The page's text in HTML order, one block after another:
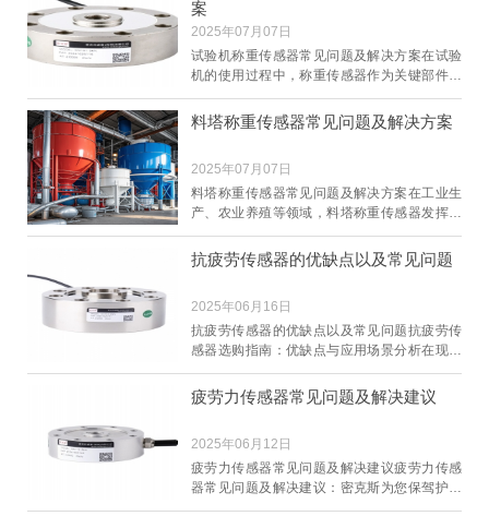
案
2025年07月07日
试验机称重传感器常见问题及解决方案在试验
机的使用过程中，称重传感器作为关键部件，
其性能直接影响试验数据的准确性与可靠性。
然而，由于
料塔称重传感器常见问题及解决方案
2025年07月07日
料塔称重传感器常见问题及解决方案在工业生
产、农业养殖等领域，料塔称重传感器发挥着
重要作用，但其使用过程中也容易出现一些问
题。本文将
抗疲劳传感器的优缺点以及常见问题
2025年06月16日
抗疲劳传感器的优缺点以及常见问题抗疲劳传
感器选购指南：优缺点与应用场景分析在现代
工业和科技领域，抗疲劳传感器作为关键的检
测设备，广
疲劳力传感器常见问题及解决建议
2025年06月12日
疲劳力传感器常见问题及解决建议疲劳力传感
器常见问题及解决建议：密克斯为您保驾护航
在现代工业中，疲劳力传感器作为关键的检测